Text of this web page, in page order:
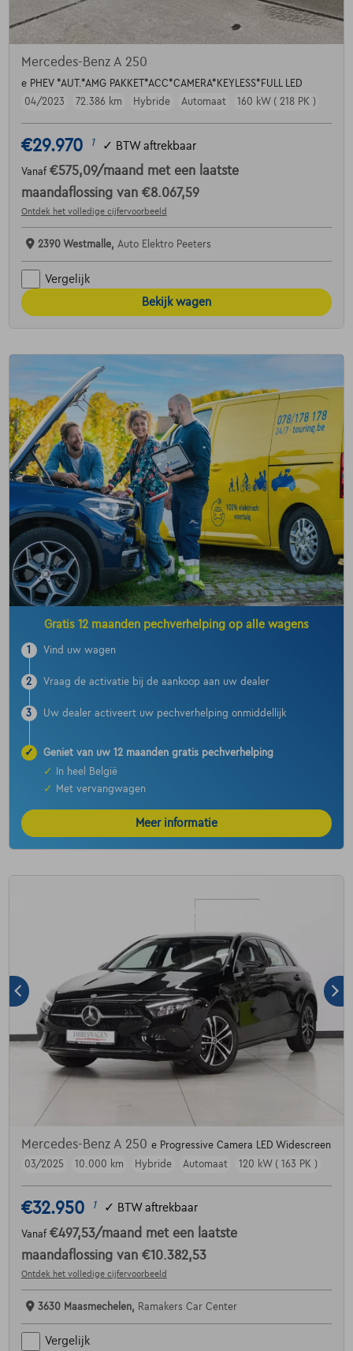
Mercedes-Benz A 250
e PHEV *AUT.*AMG PAKKET*ACC*CAMERA*KEYLESS*FULL LED
04/2023
72.386 km Hybride Automaat 160 kW ( 218 PK )
€29.970 1 ✓ BTW aftrekbaar
Vanaf €575,09/maand met een laatste
maandaflossing van €8.067,59
Ontdek het volledige cijfervoorbeeld
2390 Westmalle, Auto Elektro Peeters
Vergelijk
Bekijk wagen
Gratis 12 maanden pechverhelping op alle wagens
1 Vind uw wagen
2 Vraag de activatie bij de aankoop aan uw dealer
3 Uw dealer activeert uw pechverhelping onmiddellijk
✓
Geniet van uw 12 maanden gratis pechverhelping
✓
In heel België
✓
Met vervangwagen
Meer informatie
Mercedes-Benz A 250 e Progressive Camera LED Widescreen
03/2025
10.000 km Hybride Automaat 120 kW ( 163 PK )
€32.950 1 ✓ BTW aftrekbaar
Vanaf €497,53/maand met een laatste
maandaflossing van €10.382,53
Ontdek het volledige cijfervoorbeeld
3630 Maasmechelen, Ramakers Car Center
Vergelijk